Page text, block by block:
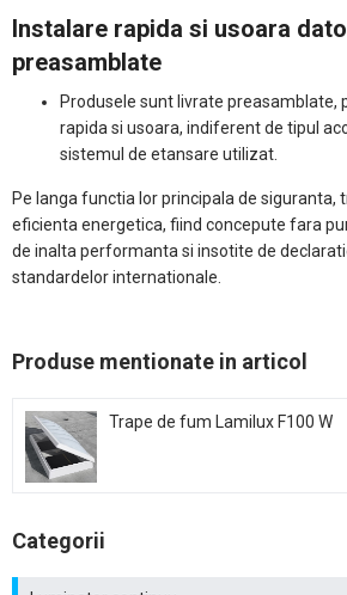
Instalare rapida si usoara
preasamblate
Produsele sunt livrate preasamblate,
rapida si usoara, indiferent de tipul
sistemul de etansare utilizat.
Pe langa functia lor principala de siguranta,
eficienta energetica, fiind concepute fara
de inalta performanta si insotite de
standardelor internationale.​
Produse mentionate in articol
Trape de fum Lamilux F100 W
Categorii